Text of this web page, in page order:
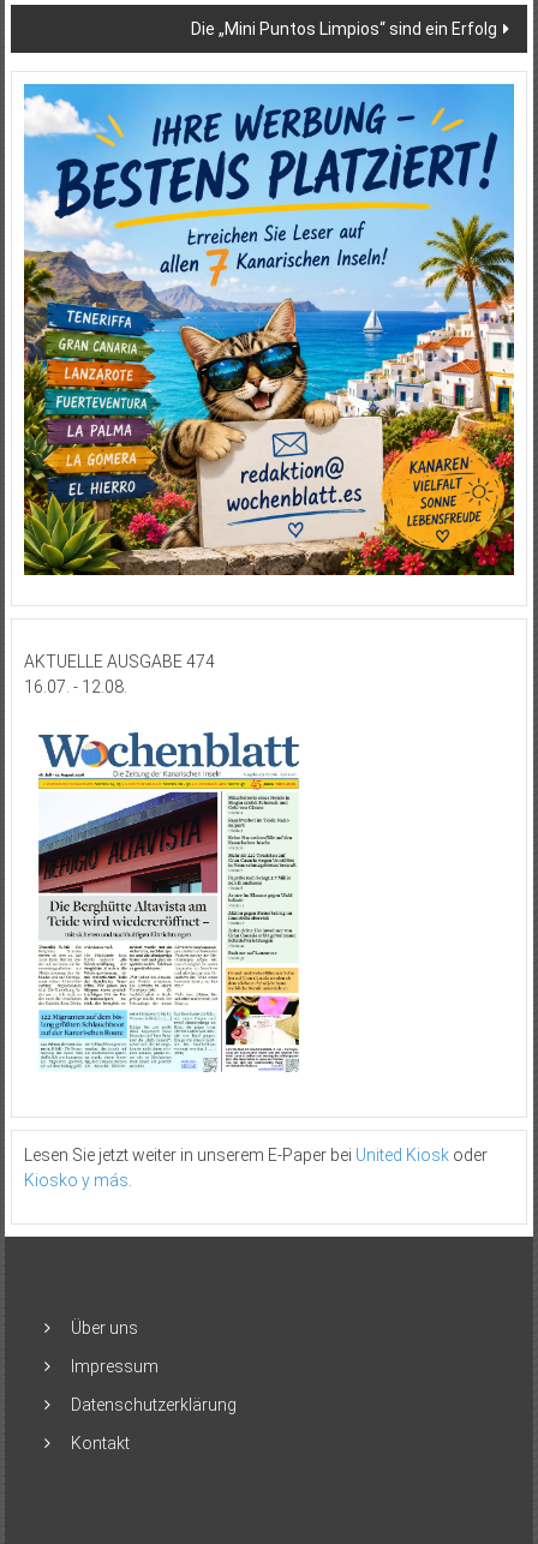
Die „Mini Puntos Limpios“ sind ein Erfolg
AKTUELLE AUSGABE 474
16.07. - 12.08.
Lesen Sie jetzt weiter in unserem E-Paper bei United Kioskoder
Kiosko y más.
Über uns
Impressum
Datenschutzerklärung
Kontakt